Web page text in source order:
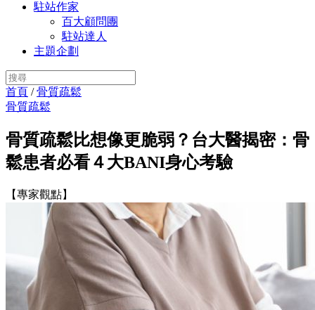
駐站作家
百大顧問團
駐站達人
主題企劃
首頁 /骨質疏鬆
骨質疏鬆
骨質疏鬆比想像更脆弱？台大醫揭密：骨
鬆患者必看４大BANI身心考驗
【專家觀點】